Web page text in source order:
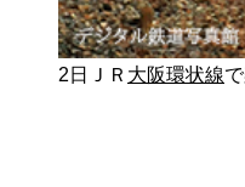
2日ＪＲ 大阪環状線